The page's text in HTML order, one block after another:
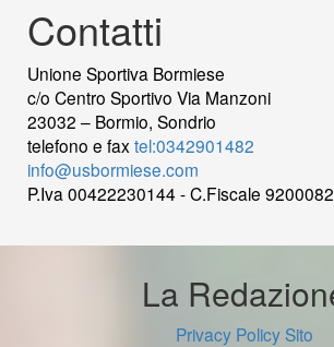
Contatti
Unione Sportiva Bormiese
c/o Centro Sportivo Via Manzoni
23032 – Bormio, Sondrio
telefono e fax tel:0342901482
info@usbormiese.com
P.Iva 00422230144 - C.Fiscale
Pembuatan Website
La
Privacy Policy Sito